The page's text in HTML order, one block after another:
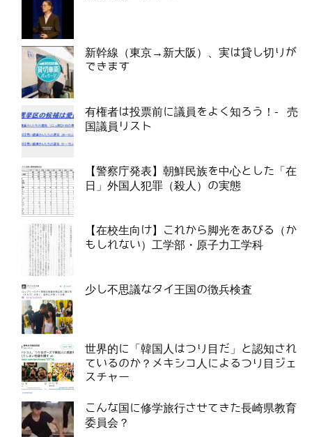
新幹線（東京→新大阪）、実は貸し切りが
できます
有権者は投票前に議員をよく知ろう！- 売
国議員リスト
【警察庁発表】朝鮮民族を中心とした「在
日」外国人犯罪（殺人）の実態
【在校生向け】これから脚光をあびる（か
もしれない）工学部・原子力工学科
少し不思議なタイ王国の徴兵検査
世界的に「韓国人はつり目だ」と認知され
ているのか？メキシコ人によるつり目ジェ
スチャー
こんな国に修学旅行させてきた長崎県教育
委員会？